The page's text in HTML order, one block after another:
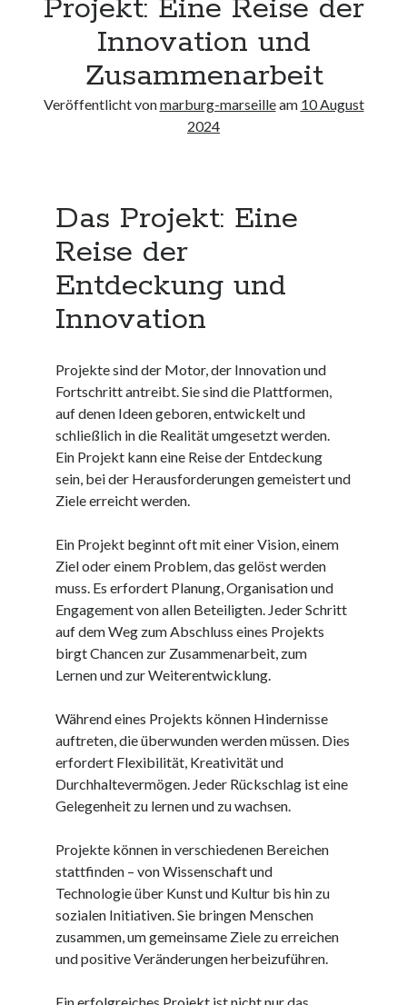
Neueste Kommentare
Keine Kommentare vorhanden.
Archiv
April 2026
März 2026
Februar 2026
Januar 2026
Dezember 2025
November 2025
August 2025
Dezember 2024
September 2024
Juli 2024
Dezember 2023
Kategorien
fachkraft
Projekt: Eine Reise der
Innovation und
Zusammenarbeit
Veröffentlicht vonmarburg-marseilleam 10 August
2024
Das Projekt: Eine
Reise der
Entdeckung und
Innovation
Projekte sind der Motor, der Innovation und
Fortschritt antreibt. Sie sind die Plattformen,
auf denen Ideen geboren, entwickelt und
schließlich in die Realität umgesetzt werden.
Ein Projekt kann eine Reise der Entdeckung
sein, bei der Herausforderungen gemeistert und
Ziele erreicht werden.
Ein Projekt beginnt oft mit einer Vision, einem
Ziel oder einem Problem, das gelöst werden
muss. Es erfordert Planung, Organisation und
Engagement von allen Beteiligten. Jeder Schritt
auf dem Weg zum Abschluss eines Projekts
birgt Chancen zur Zusammenarbeit, zum
Lernen und zur Weiterentwicklung.
Während eines Projekts können Hindernisse
auftreten, die überwunden werden müssen. Dies
erfordert Flexibilität, Kreativität und
Durchhaltevermögen. Jeder Rückschlag ist eine
Gelegenheit zu lernen und zu wachsen.
Projekte können in verschiedenen Bereichen
stattfinden – von Wissenschaft und
Technologie über Kunst und Kultur bis hin zu
sozialen Initiativen. Sie bringen Menschen
zusammen, um gemeinsame Ziele zu erreichen
und positive Veränderungen herbeizuführen.